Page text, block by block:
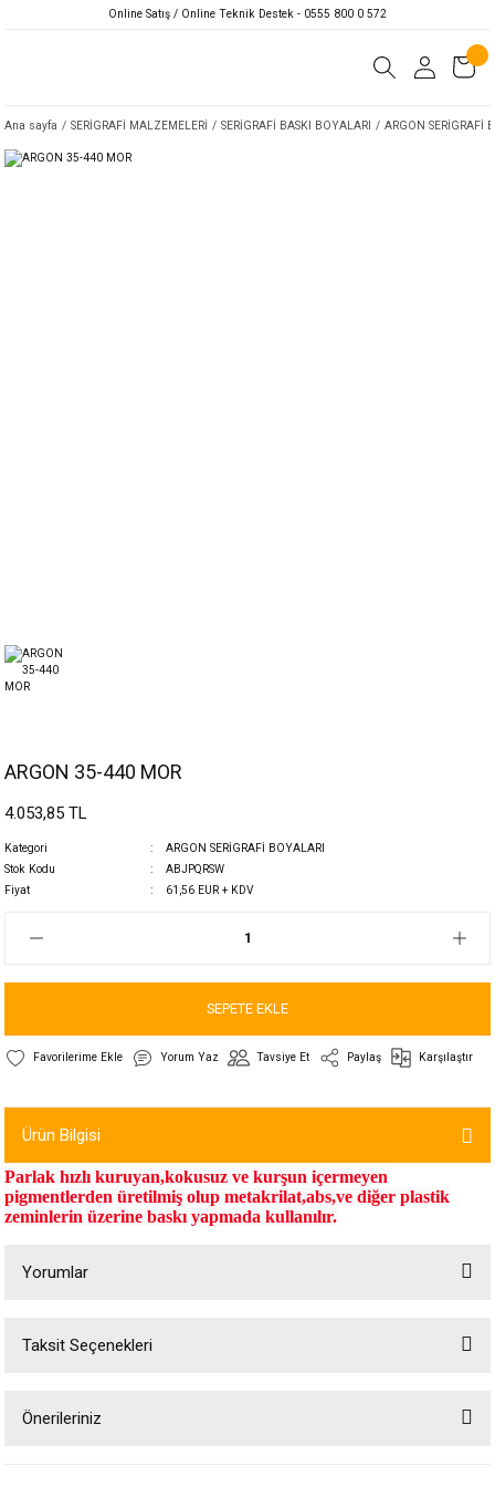
Online Satış / Online Teknik Destek - 0555 800 0 572
Ana sayfa SERİGRAFİ MALZEMELERİ SERİGRAFİ BASKI BOYALARI ARGON SERİGRAFİ
ARGON 35-440 MOR
4.053,85 TL
Kategori
ARGON SERİGRAFİ BOYALARI
Stok Kodu
ABJPQRSW
Fiyat
61,56 EUR + KDV
SEPETE EKLE
Yorum Yaz Tavsiye Et Paylaş Karşılaştır
Ürün Bilgisi
Parlak hızlı kuruyan,kokusuz ve kurşun içermeyen
pigmentlerden üretilmiş olup metakrilat,abs,ve diğer plastik
zeminlerin üzerine baskı yapmada kullanılır.
Yorumlar
Taksit Seçenekleri
Önerileriniz